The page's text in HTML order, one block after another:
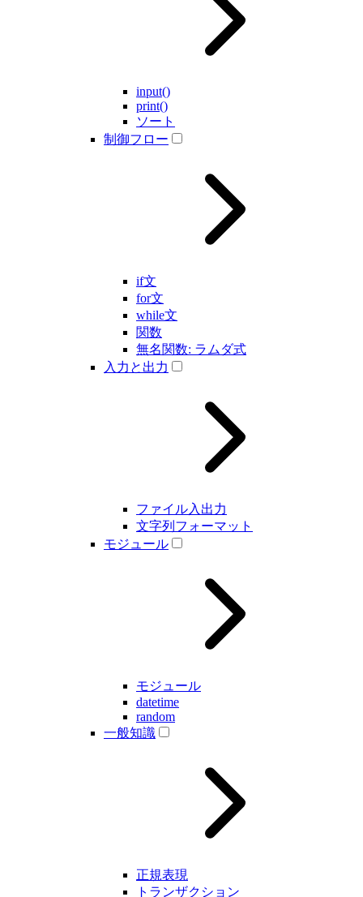
input()
print()
ソート
制御フロー
if文
for文
while文
関数
無名関数: ラムダ式
入力と出力
ファイル入出力
文字列フォーマット
モジュール
モジュール
datetime
random
一般知識
正規表現
トランザクション